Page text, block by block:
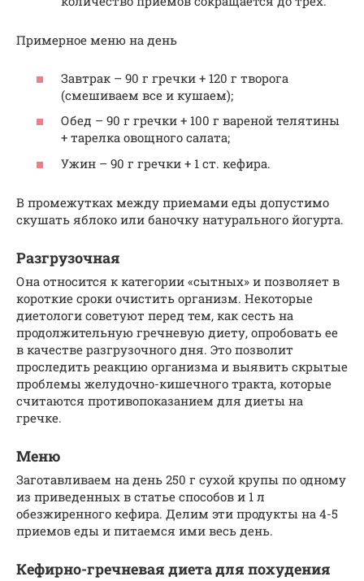
Примерное меню на день
Завтрак – 90 г гречки + 120 г творога
(смешиваем все и кушаем);
Обед – 90 г гречки + 100 г вареной телятины
+ тарелка овощного салата;
Ужин – 90 г гречки + 1 ст. кефира.
В промежутках между приемами еды допустимо
скушать яблоко или баночку натурального йогурта.
Разгрузочная
Она относится к категории «сытных» и позволяет в
короткие сроки очистить организм. Некоторые
диетологи советуют перед тем, как сесть на
продолжительную гречневую диету, опробовать ее
в качестве разгрузочного дня. Это позволит
проследить реакцию организма и выявить скрытые
проблемы желудочно-кишечного тракта, которые
считаются противопоказанием для диеты на
гречке.
Меню
Заготавливаем на день 250 г сухой крупы по одному
из приведенных в статье способов и 1 л
обезжиренного кефира. Делим эти продукты на 4-5
приемов еды и питаемся ими весь день.
Кефирно-гречневая диета для похудения